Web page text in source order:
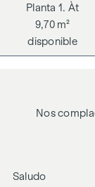
1. Àt
9,70 m²
disponible
Nos
Saludo